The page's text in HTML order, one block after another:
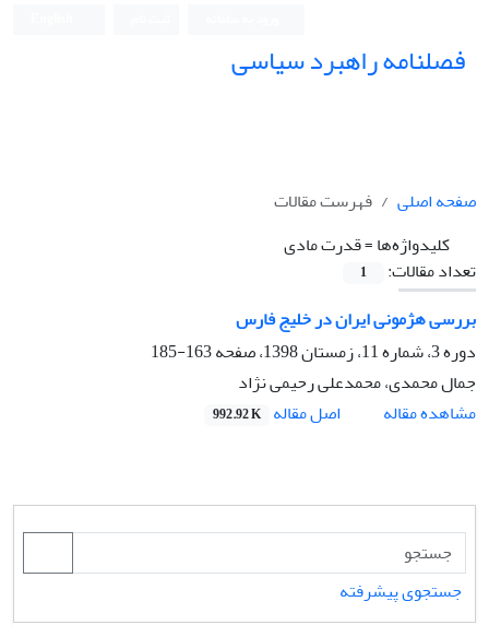
فصلنامه راهبرد سیاسی
صفحه اصلی
فهرست مقالات
کلیدواژه‌ها =قدرت مادی
تعداد مقالات:
1
بررسی هژمونی ایران در خلیج فارس
دوره 3، شماره 11، زمستان 1398، صفحه
163-185
جمال محمدی، محمدعلی رحیمی نژاد
مشاهده مقاله
اصل مقاله 992.92 K
جستجوی پیشرفته